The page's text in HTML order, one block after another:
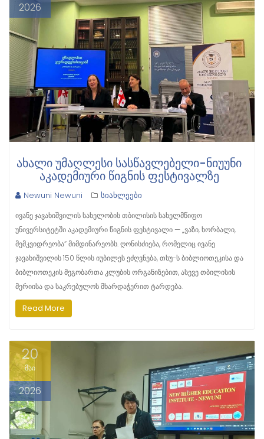
2026
ᲐᲮᲐᲚᲘ ᲣᲛᲐᲦᲚᲔᲡᲘ ᲡᲐᲡᲬᲐᲕᲚᲔᲑᲔᲚᲘ-ᲜᲘᲣᲣᲜᲘ
ᲐᲙᲐᲓᲔᲛᲘᲣᲠᲘ ᲬᲘᲒᲜᲘᲡ ᲤᲔᲡᲢᲘᲕᲐᲚᲖᲔ
Newuni Newuni სიახლეები
ივანე ჯავახიშვილის სახელობის თბილისის სახელმწიფო
უნივერსიტეტში აკადემიური წიგნის ფესტივალი — „ვაზი, ხორბალი,
მემკვიდრეობა“ მიმდინარეობს. ღონისძიება, რომელიც ივანე
ჯავახიშვილის 150 წლის იუბილეს ეძღვნება, თსუ-ს ბიბლიოთეკისა და
ბიბლიოთეკის მეგობართა კლუბის ორგანიზებით, ასევე თბილისის
მერიისა და საკრებულოს მხარდაჭერით ტარდება.
Read More
20
მაი
2026